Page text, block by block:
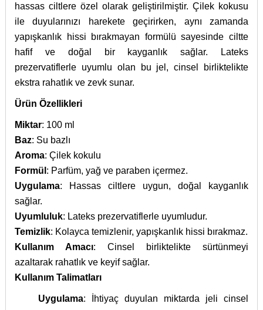
hassas ciltlere özel olarak geliştirilmiştir. Çilek kokusu
ile duyularınızı harekete geçirirken, aynı zamanda
yapışkanlık hissi bırakmayan formülü sayesinde ciltte
hafif ve doğal bir kayganlık sağlar. Lateks
prezervatiflerle uyumlu olan bu jel, cinsel birliktelikte
ekstra rahatlık ve zevk sunar.
Ürün Özellikleri
Miktar: 100 ml
Baz: Su bazlı
Aroma: Çilek kokulu
Formül : Parfüm, yağ ve paraben içermez.
Uygulama: Hassas ciltlere uygun, doğal kayganlık
sağlar.
Uyumluluk: Lateks prezervatiflerle uyumludur.
Temizlik: Kolayca temizlenir, yapışkanlık hissi bırakmaz.
Kullanım Amacı: Cinsel birliktelikte sürtünmeyi
azaltarak rahatlık ve keyif sağlar.
Kullanım Talimatları
Uygulama: İhtiyaç duyulan miktarda jeli cinsel